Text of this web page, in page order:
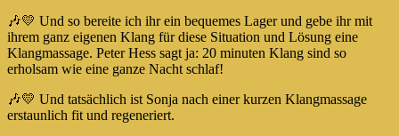
🎶💛 Und so bereite ich ihr ein bequemes Lager und gebe ihr mit
ihrem ganz eigenen Klang für diese Situation und Lösung eine
Klangmassage. Peter Hess sagt ja: 20 minuten Klang sind so
erholsam wie eine ganze Nacht schlaf!
🎶💛 Und tatsächlich ist Sonja nach einer kurzen Klangmassage
erstaunlich fit und regeneriert.